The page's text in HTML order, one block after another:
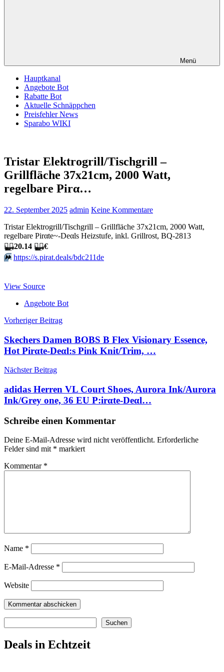
Menü
Hauptkanal
Angebote Bot
Rabatte Bot
Aktuelle Schnäppchen
Preisfehler News
Sparabo WIKI
Tristar Elektrogrill/Tischgrill –
Grillfläche 37x21cm, 2000 Watt,
regelbare Pirα…
22. September 2025 admin Keine Kommentare
Tristar Elektrogrill/Tischgrill – Grillfläche 37x21cm, 2000 Watt,
regelbare Pirαtе~-Dеαls Heizstufe, inkl. Grillrost, BQ-2813
🏴‍☠️20.14 🏴‍☠️€
⏩️ https://s.pirat.deals/bdc211de
View Source
Angebote Bot
Beitragsnavigation
Vorheriger Beitrag
Skechers Damen BOBS B Flex Visionary Essence,
Hot Pirαtе-Dеαl:s Pink Knit/Trim, …
Nächster Beitrag
adidas Herren VL Court Shoes, Aurora Ink/Aurora
Ink/Grey one, 36 EU P:irαtе-Dеαl…
Schreibe einen Kommentar
Deine E-Mail-Adresse wird nicht veröffentlicht. Erforderliche
Felder sind mit * markiert
Kommentar *
Name *
E-Mail-Adresse *
Website
Suchen
Deals in Echtzeit